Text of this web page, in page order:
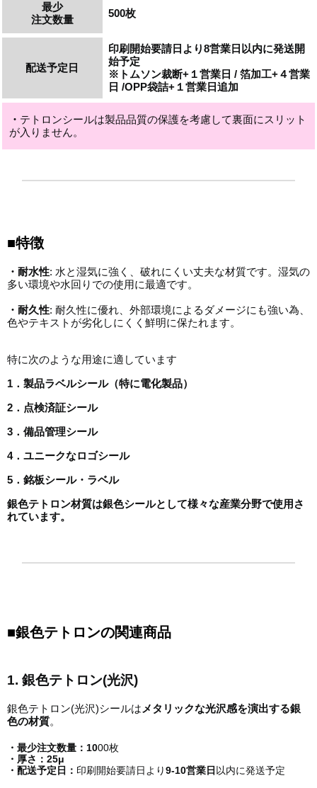
最少
注文数量
500枚
配送予定日
印刷開始要請日より8営業日以内に発送開
始予定
※トムソン裁断+１営業日 / 箔加工+４営業
日 /OPP袋詰+１営業日追加
・ テトロンシールは製品品質の保護を考慮して裏面にスリット
が入りません。
■特徴
・耐水性: 水と湿気に強く、破れにくい丈夫な材質です。湿気の
多い環境や水回りでの使用に最適です。
・耐久性: 耐久性に優れ、外部環境によるダメージにも強い為、
色やテキストが劣化しにくく鮮明に保たれます。
特に次のような用途に適しています
1．製品ラベルシール（特に電化製品）
2．点検済証シール
3．備品管理シール
4．ユニークなロゴシール
5．銘板シール・ラベル
銀色テトロン材質は銀色シールとして様々な産業分野で使用さ
れています。
■銀色テトロンの関連商品
1. 銀色テトロン(光沢)
銀色テトロン(光沢)シールはメタリックな光沢感を演出する銀
色の材質。
・最少注文数量：1000枚
・厚さ：25μ
・配送予定日： 印刷開始要請日より9-10営業日 以内に発送予定